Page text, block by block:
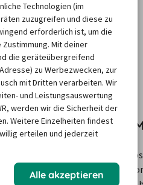
für Frankreich:
Zielen
ist ein Paradies für
der Loire über die
Technologien (im
zuzugreifen und diese zu
erforderlich ist, um die
Mit deiner
die geräteübergreifend
zu Werbezwecken, zur
mit Dritten verarbeiten. Wir
und Leistungsauswertung
werden wir die Sicherheit der
Weitere Einzelheiten findest
erteilen und jederzeit
Alle akzeptieren